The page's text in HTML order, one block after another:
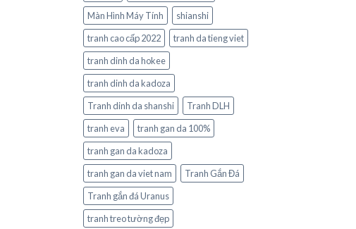
Màn Hình Máy Tính
shianshi
tranh cao cấp 2022
tranh da tieng viet
tranh dinh da hokee
tranh dinh da kadoza
Tranh dinh da shanshi
Tranh DLH
tranh eva
tranh gan da 100%
tranh gan da kadoza
tranh gan da viet nam
Tranh Gắn Đá
Tranh gắn đá Uranus
tranh treo tường đẹp